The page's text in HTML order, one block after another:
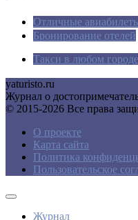
Отличные
Бронирование отелей
Такси в любом городе
yaturisto.ru
Журнал о
© 2015-2026 Все права
О проекте
Карта сайта
Политика
Пользовательское
Журнал